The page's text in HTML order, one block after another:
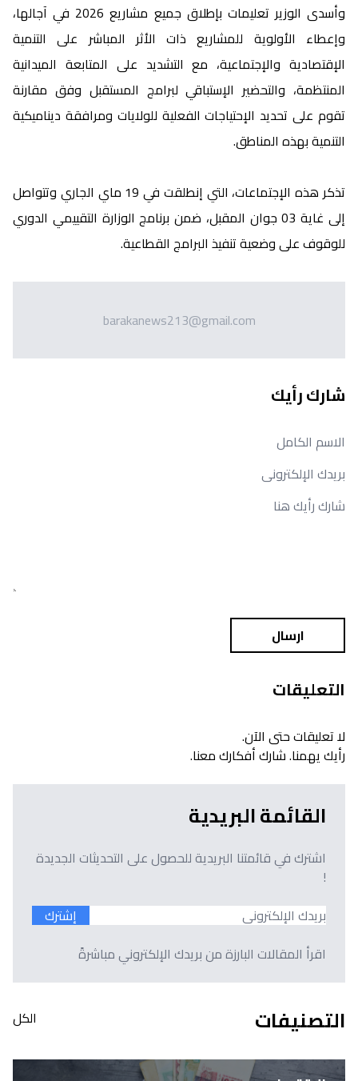
وأسدى الوزير تعليمات بإطلاق جميع مشاريع 2026 في آجالها،
وإعطاء الأولوية للمشاريع ذات الأثر المباشر على التنمية
الإقتصادية والإجتماعية، مع التشديد على المتابعة الميدانية
المنتظمة، والتحضير الإستباقي لبرامج المستقبل وفق مقارنة
تقوم على تحديد الإحتياجات الفعلية للولايات ومرافقة ديناميكية
التنمية بهذه المناطق.
تذكر هذه الإجتماعات، التي إنطلقت في 19 ماي الجاري وتتواصل
إلى غاية 03 جوان المقبل، ضمن برنامج الوزارة التقييمي الدوري
للوقوف على وضعية تنفيذ البرامج القطاعية.
barakanews213@gmail.com
شارك رأيك
ارسال
التعليقات
لا تعليقات حتى الآن.
رأيك يهمنا. شارك أفكارك معنا.
القائمة البريدية
اشترك في قائمتنا البريدية للحصول على التحديثات الجديدة
!
إشترك
اقرأ المقالات البارزة من بريدك الإلكتروني مباشرةً
التصنيفات الكل